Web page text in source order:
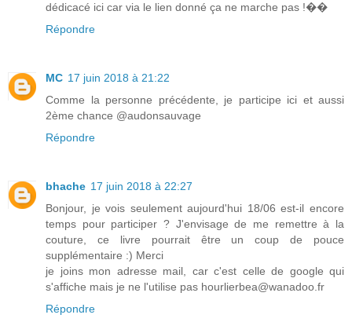
dédicacé ici car via le lien donné ça ne marche pas !��
Répondre
MC 17 juin 2018 à 21:22
Comme la personne précédente, je participe ici et aussi
2ème chance @audonsauvage
Répondre
bhache 17 juin 2018 à 22:27
Bonjour, je vois seulement aujourd'hui 18/06 est-il encore
temps pour participer ? J'envisage de me remettre à la
couture, ce livre pourrait être un coup de pouce
supplémentaire :) Merci
je joins mon adresse mail, car c'est celle de google qui
s'affiche mais je ne l'utilise pas hourlierbea@wanadoo.fr
Répondre